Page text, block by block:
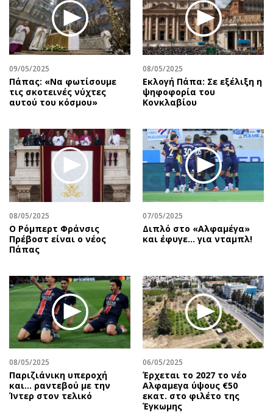
09/05/2025
Πάπας: «Να φωτίσουμε
τις σκοτεινές νύχτες
αυτού του κόσμου»
08/05/2025
Εκλογή Πάπα: Σε εξέλιξη η
ψηφοφορία του
Κονκλαβίου
08/05/2025
Ο Ρόμπερτ Φράνσις
Πρέβοστ είναι ο νέος
Πάπας
07/05/2025
Διπλό στο «Αλφαμέγα»
και έφυγε… για νταμπλ!
08/05/2025
Παριζιάνικη υπεροχή
και... ραντεβού με την
Ίντερ στον τελικό
06/05/2025
Έρχεται το 2027 το νέο
Aλφαμεγα ύψους €50
εκατ. στο φιλέτο της
Έγκωμης